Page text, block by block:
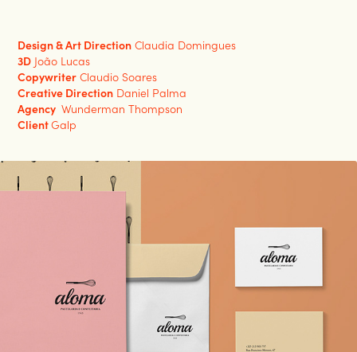
Design & Art Direction Claudia Domingues
3D João Lucas
Copywriter Claudio Soares
Creative Direction Daniel Palma
Agency Wunderman Thompson
ClientGalp